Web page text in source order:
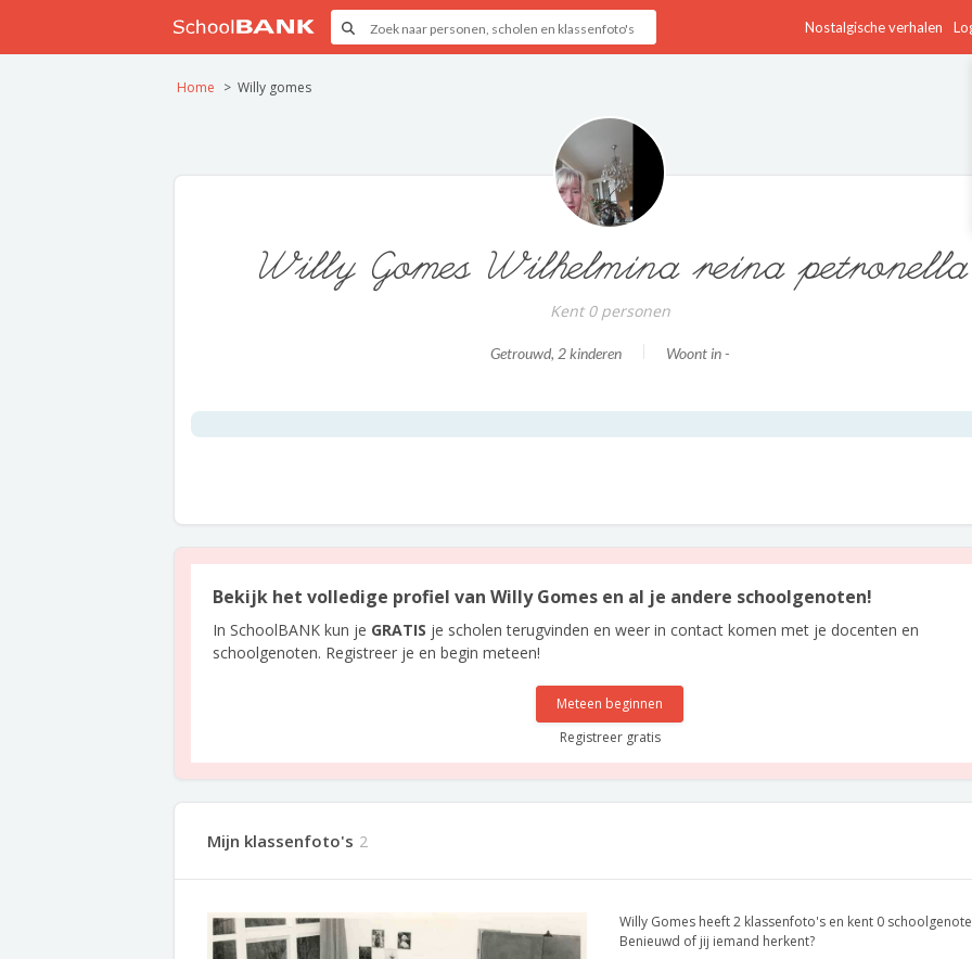
Nostalgische verhalen
Home Willy gomes
Willy Gomes Wilhelmina reina petronella
Kent 0 personen
Getrouwd, 2 kinderen Woont in -
Bekijk het volledige profiel van Willy Gomes en al je andere schoolgenoten!
In SchoolBANK kun je GRATIS je scholen terugvinden en weer in contact komen met je docenten en
schoolgenoten. Registreer je en begin meteen!
Meteen beginnen
Registreer gratis
Mijn klassenfoto's 2
Willy Gomes heeft 2 klassenfoto's en kent 0
Benieuwd of jij iemand herkent?